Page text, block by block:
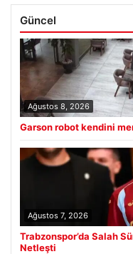
Güncel
Ağustos 8, 2026
Garson robot kendini
Ağustos 7, 2026
Trabzonspor’da Salah
Netleşti